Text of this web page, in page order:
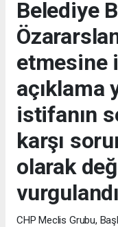
Belediye
etmesine
açıklama
istifanın
karşı
olarak
CHP Meclis Grubu,